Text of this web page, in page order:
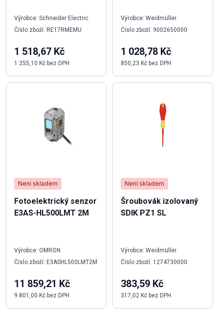
Výrobce: Schneider Electric
Číslo zboží: RE17RMEMU
1 518,67 Kč
1 255,10 Kč bez DPH
Není skladem
Fotoelektrický senzor
E3AS-HL500LMT 2M
Výrobce: OMRON
Číslo zboží: E3ASHL500LMT2M
11 859,21 Kč
9 801,00 Kč bez DPH
Výrobce: Weidmüller
Číslo zboží: 9002650000
1 028,78 Kč
850,23 Kč bez DPH
Není skladem
Šroubovák izolovaný
SDIK PZ1 SL
Výrobce: Weidmüller
Číslo zboží: 1274730000
383,59 Kč
317,02 Kč bez DPH